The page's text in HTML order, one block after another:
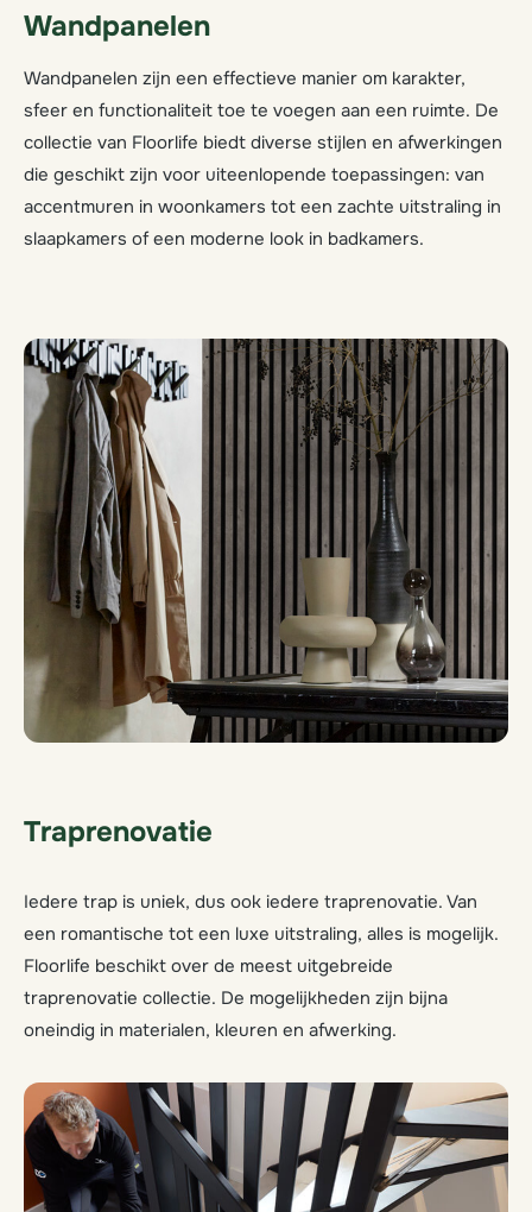
Wandpanelen
Wandpanelen zijn een effectieve manier om karakter,
sfeer en functionaliteit toe te voegen aan een ruimte. De
collectie van Floorlife biedt diverse stijlen en afwerkingen
die geschikt zijn voor uiteenlopende toepassingen: van
accentmuren in woonkamers tot een zachte uitstraling in
slaapkamers of een moderne look in badkamers.
Traprenovatie
Iedere trap is uniek, dus ook iedere traprenovatie. Van
een romantische tot een luxe uitstraling, alles is mogelijk.
Floorlife beschikt over de meest uitgebreide
traprenovatie collectie. De mogelijkheden zijn bijna
oneindig in materialen, kleuren en afwerking.